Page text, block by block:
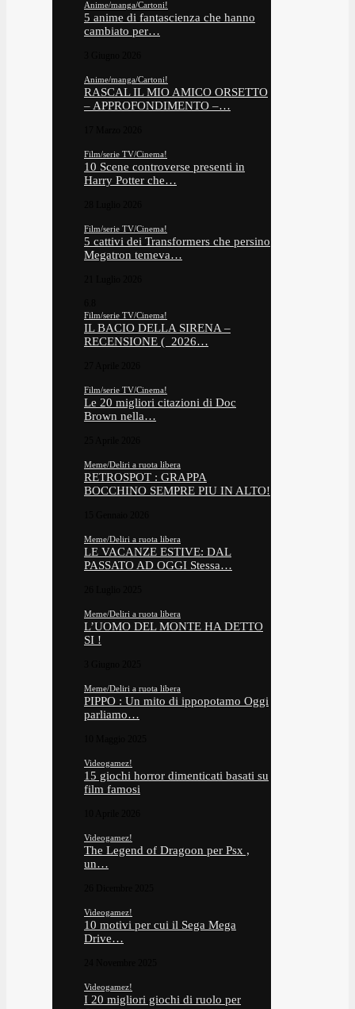
Anime/manga/Cartoni!
5 anime di fantascienza che hanno
cambiato per…
Anime/manga/Cartoni!
RASCAL IL MIO AMICO ORSETTO
– APPROFONDIMENTO –…
Film/serie TV/Cinema!
10 Scene controverse presenti in
Harry Potter che…
Film/serie TV/Cinema!
5 cattivi dei Transformers che persino
Megatron temeva…
Film/serie TV/Cinema!
IL BACIO DELLA SIRENA –
RECENSIONE ( 2026…
Film/serie TV/Cinema!
Le 20 migliori citazioni di Doc
Brown nella…
Meme/Deliri a ruota libera
RETROSPOT : GRAPPA
BOCCHINO SEMPRE PIU IN ALTO!
Meme/Deliri a ruota libera
LE VACANZE ESTIVE: DAL
PASSATO AD OGGI Stessa…
Meme/Deliri a ruota libera
L’UOMO DEL MONTE HA DETTO
SI !
Meme/Deliri a ruota libera
PIPPO : Un mito di ippopotamo Oggi
parliamo…
Videogamez!
15 giochi horror dimenticati basati su
film famosi
Videogamez!
The Legend of Dragoon per Psx ,
un…
Videogamez!
10 motivi per cui il Sega Mega
Drive…
Videogamez!
I 20 migliori giochi di ruolo per